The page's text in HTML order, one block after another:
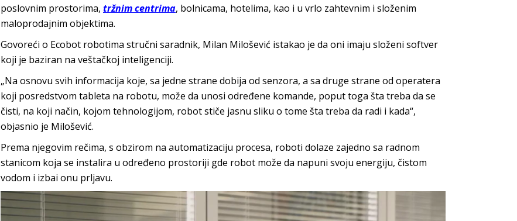
poslovnim prostorima, tržnim centrima, bolnicama, hotelima, kao i u vrlo zahtevnim i složenim
maloprodajnim objektima.
Govoreći o Ecobot robotima stručni saradnik, Milan Milošević istakao je da oni imaju složeni softver
koji je baziran na veštačkoj inteligenciji.
„Na osnovu svih informacija koje, sa jedne strane dobija od senzora, a sa druge strane od operatera
koji posredstvom tableta na robotu, može da unosi određene komande, poput toga šta treba da se
čisti, na koji način, kojom tehnologijom, robot stiče jasnu sliku o tome šta treba da radi i kada“,
objasnio je Milošević.
Prema njegovim rečima, s obzirom na automatizaciju procesa, roboti dolaze zajedno sa radnom
stanicom koja se instalira u određeno prostoriji gde robot može da napuni svoju energiju, čistom
vodom i izbai onu prljavu.